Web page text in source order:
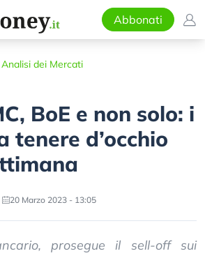
Abbonati
Analisi dei Mercati
BoE e non solo: i
tenere d’occhio
20 Marzo 2023 - 13:05
prosegue il sell-off sui